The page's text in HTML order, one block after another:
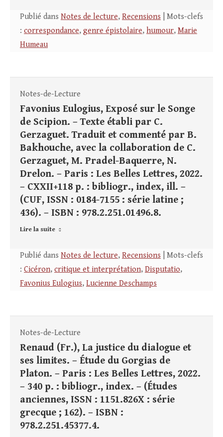
Publié dans Notes de lecture, Recensions | Mots-clefs
: correspondance, genre épistolaire, humour, Marie
Humeau
Notes-de-Lecture
Favonius Eulogius, Exposé sur le Songe
de Scipion. – Texte établi par C.
Gerzaguet. Traduit et commenté par B.
Bakhouche, avec la collaboration de C.
Gerzaguet, M. Pradel-Baquerre, N.
Drelon. – Paris : Les Belles Lettres, 2022.
– CXXII+118 p. : bibliogr., index, ill. –
(CUF, ISSN : 0184-7155 : série latine ;
436). – ISBN : 978.2.251.01496.8.
Lire la suite
Publié dans Notes de lecture, Recensions | Mots-clefs
: Cicéron, critique et interprétation, Disputatio,
Favonius Eulogius, Lucienne Deschamps
Notes-de-Lecture
Renaud (Fr.), La justice du dialogue et
ses limites. – Étude du Gorgias de
Platon. – Paris : Les Belles Lettres, 2022.
– 340 p. : bibliogr., index. – (Études
anciennes, ISSN : 1151.826X : série
grecque ; 162). – ISBN :
978.2.251.45377.4.